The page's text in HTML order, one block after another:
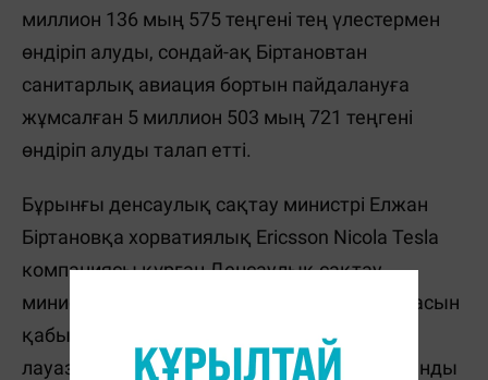
миллион 136 мың 575 теңгені тең үлестермен
өндіріп алуды, сондай-ақ Біртановтан
санитарлық авиация бортын пайдалануға
жұмсалған 5 миллион 503 мың 721 теңгені
өндіріп алуды талап етті.
Бұрынғы денсаулық сақтау министрі Елжан
Біртановқа хорватиялық Ericsson Nicola Tesla
компаниясы құрған Денсаулық сақтау
министрлігінің Ақпараттандыру платформасын
қабылдау және пайдалануға беру арқылы
лауазымдық өкілеттіктерін асыра пайдаланды